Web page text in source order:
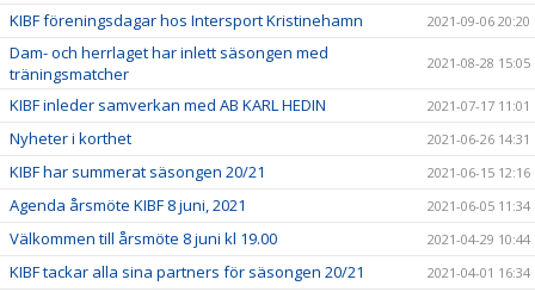
KIBF föreningsdagar hos Intersport Kristinehamn 2021-09-06 20:20
Dam- och herrlaget har inlett säsongen med
träningsmatcher
2021-08-28 15:05
KIBF inleder samverkan med AB KARL HEDIN 2021-07-17 11:01
Nyheter i korthet 2021-06-26 14:31
KIBF har summerat säsongen 20/21 2021-06-15 12:16
Agenda årsmöte KIBF 8 juni, 2021 2021-06-05 11:34
Välkommen till årsmöte 8 juni kl 19.00 2021-04-29 10:44
KIBF tackar alla sina partners för säsongen 20/21 2021-04-01 16:34